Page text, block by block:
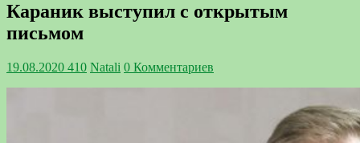
Караник выступил с открытым
письмом
19.08.2020 410 Natali 0 Комментариев